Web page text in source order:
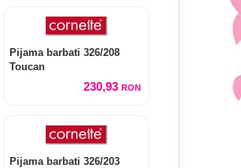
Pijama barbati 326/208
Toucan
230,93 RON
Pijama barbati 326/203